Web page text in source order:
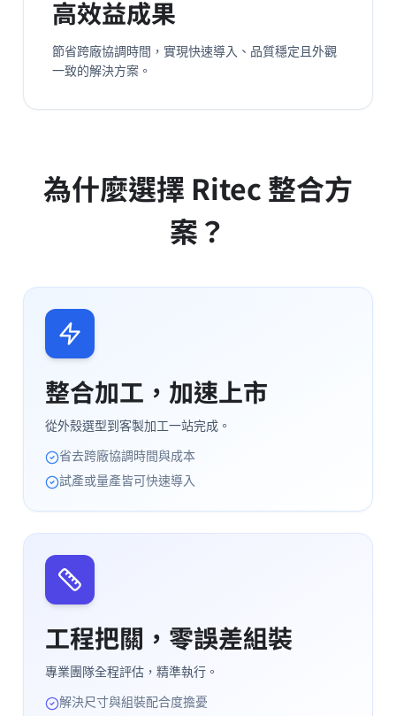
高效益成果
節省跨廠協調時間，實現快速導入、品質穩定且外觀
一致的解決方案。
為什麼選擇 Ritec 整合方
案？
整合加工，加速上市
從外殼選型到客製加工一站完成。
省去跨廠協調時間與成本
試產或量產皆可快速導入
工程把關，零誤差組裝
專業團隊全程評估，精準執行。
解決尺寸與組裝配合度擔憂